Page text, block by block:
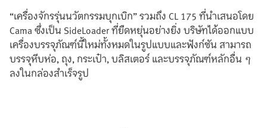
“เครื่องจักรรุ่นนวัตกรรมบุกเบิก” รวมถึง CL 175 ที่นำเสนอโดย
Cama ซึ่งเป็น SideLoader ที่ยืดหยุ่นอย่างยิ่ง บริษัทได้ออกแบบ
เครื่องบรรจุภัณฑ์นี้ใหม่ทั้งหมดในรูปแบบและฟังก์ชัน สามารถ
บรรจุหีบห่อ, ถุง, กระเป๋า, บลิสเตอร์ และบรรจุภัณฑ์หลักอื่น ๆ
ลงในกล่องสำเร็จรูป